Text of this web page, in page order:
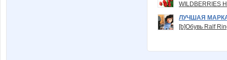
ЛУЧШАЯ
[b]Обувь Ralf